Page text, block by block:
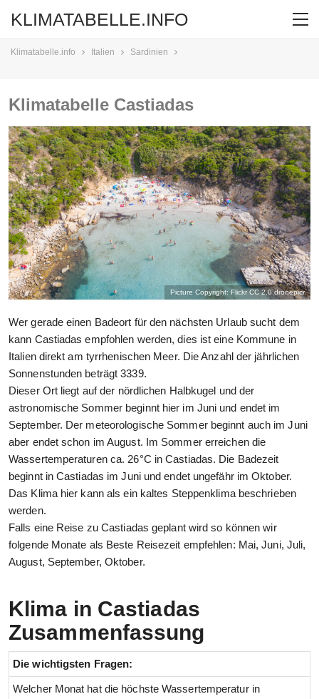
KLIMATABELLE.INFO
Klimatabelle.info Italien Sardinien
Klimatabelle Castiadas
Picture Copyright: Flickr CC 2.0dronepicr
Wer gerade einen Badeort für den nächsten Urlaub sucht dem
kann Castiadas empfohlen werden, dies ist eine Kommune in
Italien direkt am tyrrhenischen Meer. Die Anzahl der jährlichen
Sonnenstunden beträgt 3339.
Dieser Ort liegt auf der nördlichen Halbkugel und der
astronomische Sommer beginnt hier im Juni und endet im
September. Der meteorologische Sommer beginnt auch im Juni
aber endet schon im August. Im Sommer erreichen die
Wassertemperaturen ca. 26°C in Castiadas. Die Badezeit
beginnt in Castiadas im Juni und endet ungefähr im Oktober.
Das Klima hier kann als ein kaltes Steppenklima beschrieben
werden.
Falls eine Reise zu Castiadas geplant wird so können wir
folgende Monate als Beste Reisezeit empfehlen: Mai, Juni, Juli,
August, September, Oktober.
Klima in Castiadas
Zusammenfassung
Die wichtigsten Fragen:
Welcher Monat hat die höchste Wassertemperatur in